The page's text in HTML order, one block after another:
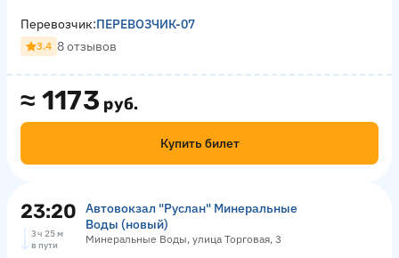
≈ 1173 руб.
Купить билет
Перевозчик:ПЕРЕВОЗЧИК-07
3.4 8 отзывов
23:20
Автовокзал "Руслан" Минеральные
Воды (новый)
Минеральные Воды, улица Торговая, 3
3 ч 25 м
в пути